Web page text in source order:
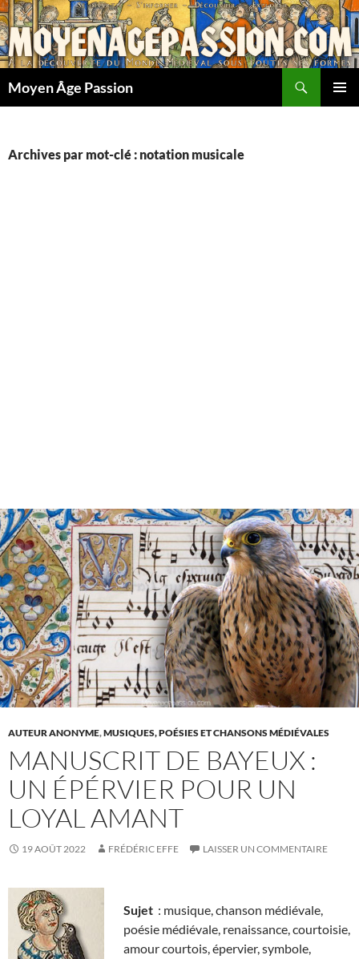
Aller
au
contenu
Moyen Âge Passion
Archives par mot-clé : notation musicale
AUTEUR ANONYME,MUSIQUES, POÉSIES ET CHANSONS MÉDIÉVALES
MANUSCRIT DE BAYEUX :
UN ÉPÉRVIER POUR UN
LOYAL AMANT
19 AOÛT 2022 FRÉDÉRIC EFFE LAISSER UN COMMENTAIRE
Sujet : musique, chanson médiévale,
poésie médiévale, renaissance, courtoisie,
amour courtois, épervier, symbole,